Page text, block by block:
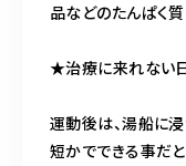
品などのたんぱく質
★治療に来れない
運動後は、湯船に
短かでできる事だと